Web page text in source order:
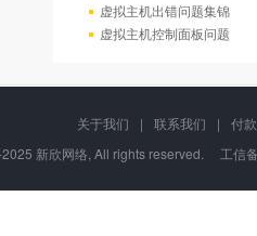
虚拟主机出错问题集锦
虚拟主机控制面板问题
关于我们 | 联系我们 |
付
新欣网络, All rights reserved. 工信